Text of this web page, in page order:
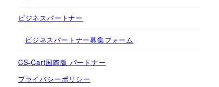
ビジネスパートナー
ビジネスパートナー募集フォーム
CS-Cart国際版 パートナー
プライバシーポリシー